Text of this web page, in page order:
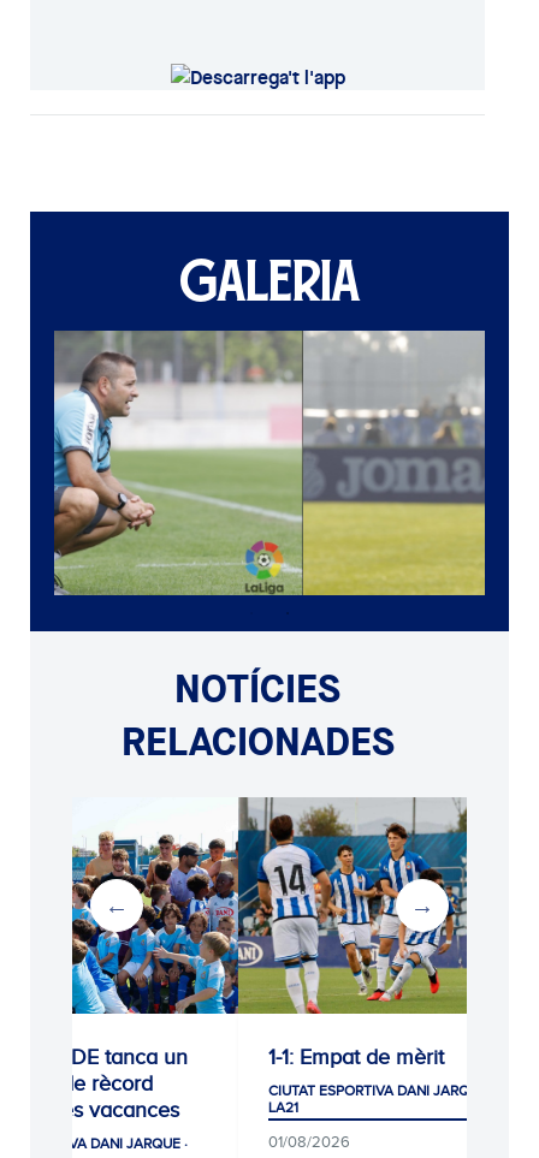
GALERIA
NOTÍCIES
RELACIONADES
1-1: Empat de mèrit
CIUTAT ESPORTIVA DANI JARQUE ·
LA21
01/08/2026
0-0:
creixent